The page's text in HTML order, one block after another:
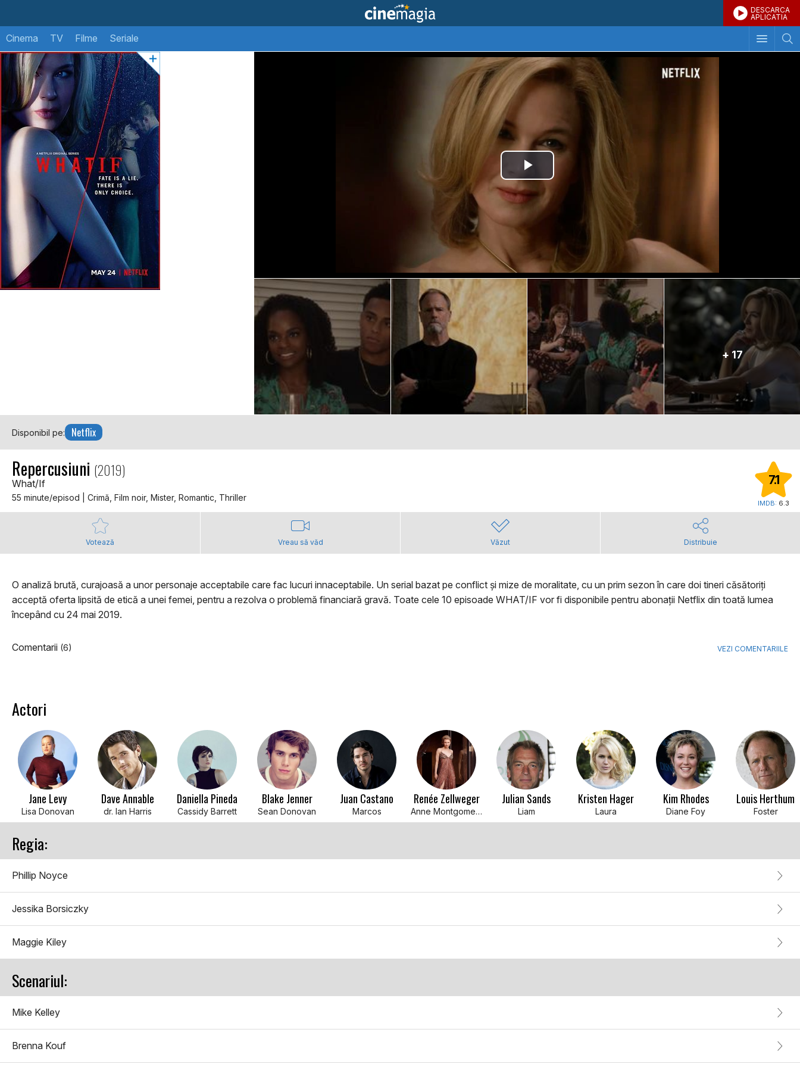
DESCARCA
APLICATIA
Cinema TV Filme Seriale
+ 17
Disponibil pe: Netflix
Repercusiuni (2019)
What/If
55 minute/episod | Crimă, Film noir, Mister, Romantic, Thriller
7.1
IMDB: 6.3
Votează Vreau să văd Văzut Distribuie
O analiză brută, curajoasă a unor personaje acceptabile care fac lucuri innaceptabile. Un serial bazat pe conflict și mize de moralitate, cu un prim sezon în care doi tineri căsătoriți
acceptă oferta lipsită de etică a unei femei, pentru a rezolva o problemă financiară gravă. Toate cele 10 episoade WHAT/IF vor fi disponibile pentru abonații Netflix din toată lumea
începând cu 24 mai 2019.
Comentarii (6) VEZI COMENTARIILE
Actori
Jane Levy
Lisa Donovan
Dave Annable
dr. Ian Harris
Daniella Pineda
Cassidy Barrett
Blake Jenner
Sean Donovan
Juan Castano
Marcos
Renée Zellweger
Anne Montgomery
Julian Sands
Liam
Kristen Hager
Laura
Kim Rhodes
Diane Foy
Louis Herthum
Foster
Regia:
Phillip Noyce
Jessika Borsiczky
Maggie Kiley
Scenariul:
Mike Kelley
Brenna Kouf